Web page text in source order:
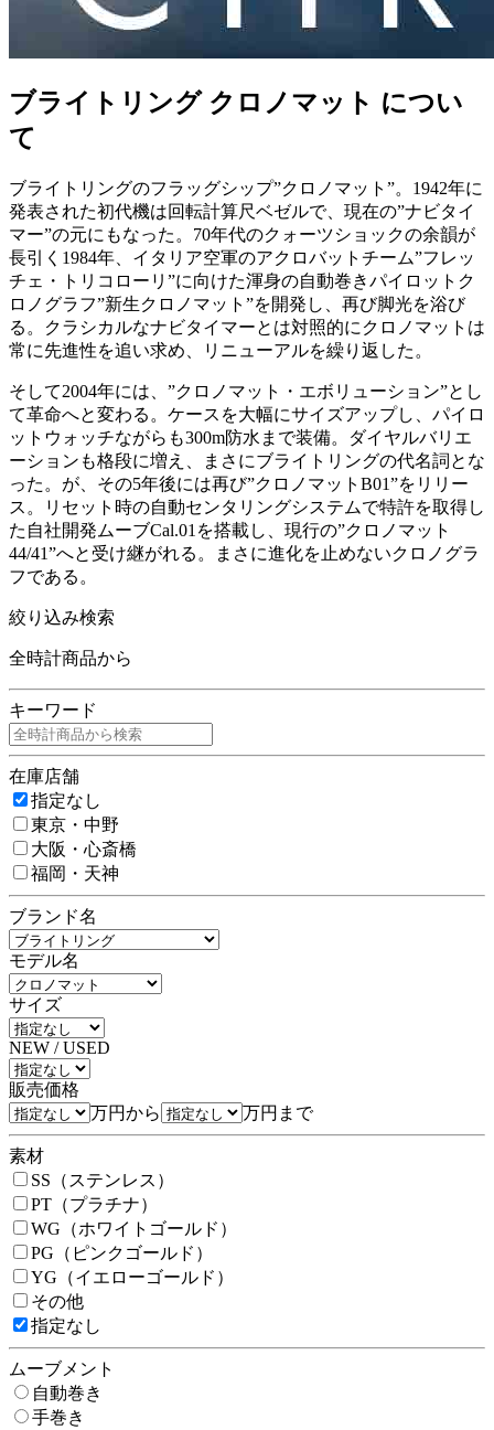
ブライトリング クロノマット につい
て
ブライトリングのフラッグシップ”クロノマット”。1942年に
発表された初代機は回転計算尺ベゼルで、現在の”ナビタイ
マー”の元にもなった。70年代のクォーツショックの余韻が
長引く1984年、イタリア空軍のアクロバットチーム”フレッ
チェ・トリコローリ”に向けた渾身の自動巻きパイロットク
ロノグラフ”新生クロノマット”を開発し、再び脚光を浴び
る。クラシカルなナビタイマーとは対照的にクロノマットは
常に先進性を追い求め、リニューアルを繰り返した。
そして2004年には、”クロノマット・エボリューション”とし
て革命へと変わる。ケースを大幅にサイズアップし、パイロ
ットウォッチながらも300m防水まで装備。ダイヤルバリエ
ーションも格段に増え、まさにブライトリングの代名詞とな
った。が、その5年後には再び”クロノマットB01”をリリー
ス。リセット時の自動センタリングシステムで特許を取得し
た自社開発ムーブCal.01を搭載し、現行の”クロノマット
44/41”へと受け継がれる。まさに進化を止めないクロノグラ
フである。
絞り込み検索
全時計商品から
キーワード
在庫店舗
指定なし
東京・中野
大阪・心斎橋
福岡・天神
ブランド名
モデル名
サイズ
NEW / USED
販売価格
万円から
万円まで
素材
SS（ステンレス）
PT（プラチナ）
WG（ホワイトゴールド）
PG（ピンクゴールド）
YG（イエローゴールド）
その他
指定なし
ムーブメント
自動巻き
手巻き